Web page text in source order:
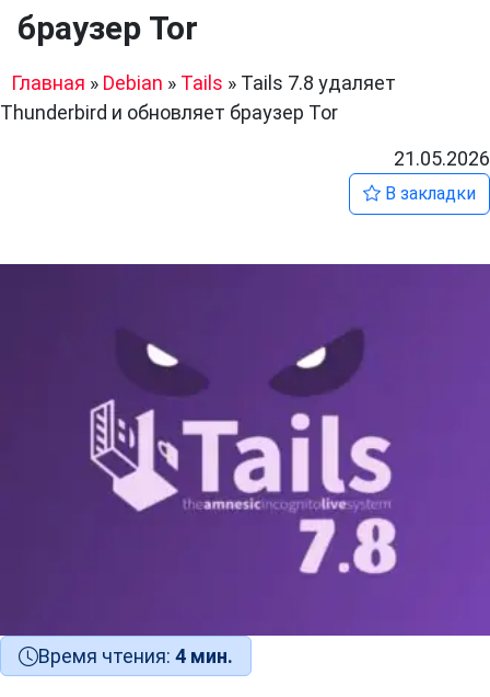
браузер Tor
Главная » Debian » Tails » Tails 7.8 удаляет
Thunderbird и обновляет браузер Tor
21.05.2026
В закладки
Время чтения: 4 мин.